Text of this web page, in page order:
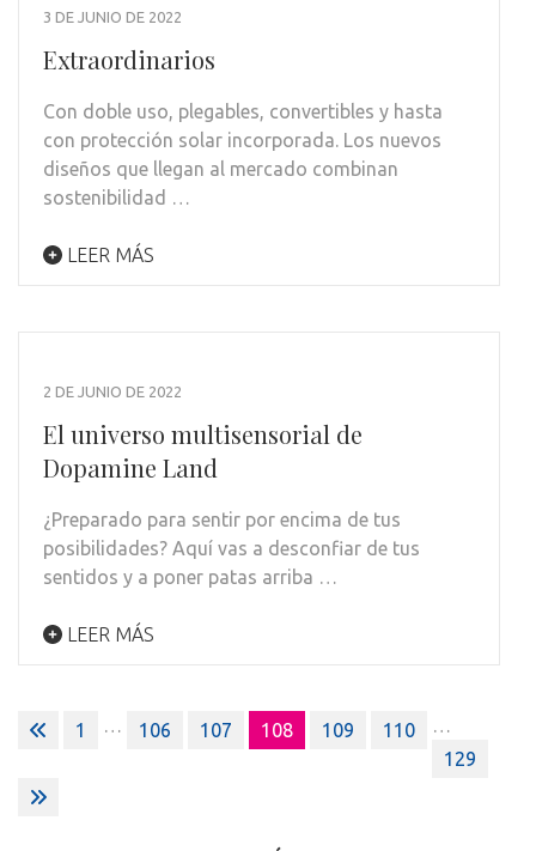
3 DE JUNIO DE 2022
Extraordinarios
Con doble uso, plegables, convertibles y hasta
con protección solar incorporada. Los nuevos
diseños que llegan al mercado combinan
sostenibilidad …
LEER MÁS
2 DE JUNIO DE 2022
El universo multisensorial de
Dopamine Land
¿Preparado para sentir por encima de tus
posibilidades? Aquí vas a desconfiar de tus
sentidos y a poner patas arriba …
LEER MÁS
Paginación
1 … 106 107 108 109 110
…
129